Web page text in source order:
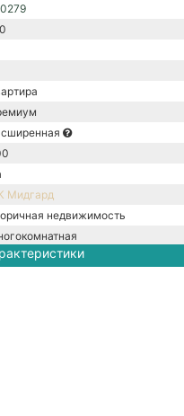
Мидгард
недвижимость